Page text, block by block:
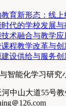
育新形态：线
代的学校发展与
术融合与教学应
程教学改革与创
设供给与服务创
智能化学习研究
河中山大道55号
＠126.com